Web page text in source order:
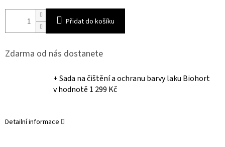
Přidat do košíku
Zdarma od nás dostanete
+ Sada na čištění a ochranu barvy laku Biohort
v hodnotě 1 299 Kč
Detailní informace